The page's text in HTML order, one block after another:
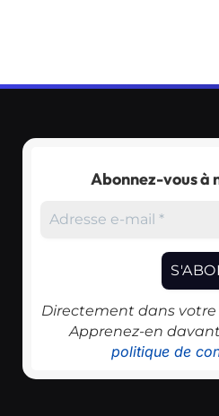
Abonnez-vous à
Directement dans
Apprenez-en
politique de